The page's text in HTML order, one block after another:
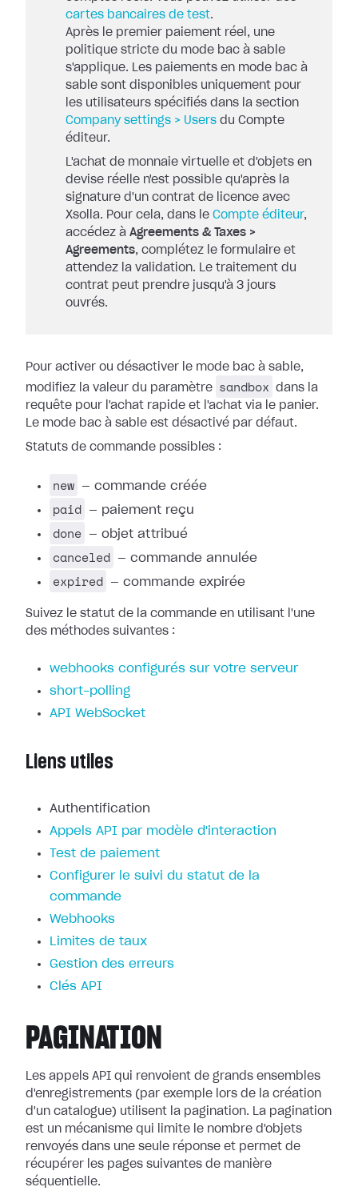
cartes bancaires de test.
Après le premier paiement réel, une
politique stricte du mode bac à sable
s'applique. Les paiements en mode bac à
sable sont disponibles uniquement pour
les utilisateurs spécifiés dans la section
Company settings > Users du Compte
éditeur.
L'achat de monnaie virtuelle et d'objets en
devise réelle n'est possible qu'après la
signature d'un contrat de licence avec
Xsolla. Pour cela, dans le Compte éditeur,
accédez à Agreements & Taxes >
Agreements, complétez le formulaire et
attendez la validation. Le traitement du
contrat peut prendre jusqu'à 3 jours
ouvrés.
Pour activer ou désactiver le mode bac à sable,
modifiez la valeur du paramètre
sandbox
dans la
requête pour l'achat rapide et l'achat via le panier.
Le mode bac à sable est désactivé par défaut.
Statuts de commande possibles :
new — commande créée
paid — paiement reçu
done — objet attribué
canceled — commande annulée
expired — commande expirée
Suivez le statut de la commande en utilisant l'une
des méthodes suivantes :
webhooks configurés sur votre serveur
short-polling
API WebSocket
Liens utiles
Authentification
Appels API par modèle d'interaction
Test de paiement
Configurer le suivi du statut de la
commande
Webhooks
Limites de taux
Gestion des erreurs
Clés API
PAGINATION
Les appels API qui renvoient de grands ensembles
d'enregistrements (par exemple lors de la création
d'un catalogue) utilisent la pagination. La pagination
est un mécanisme qui limite le nombre d'objets
renvoyés dans une seule réponse et permet de
récupérer les pages suivantes de manière
séquentielle.